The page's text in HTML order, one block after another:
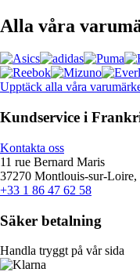
Alla våra
Upptäck alla våra
Kundservice i
Kontakta oss
11 rue Bernard Maris
37270 Montlouis-sur-Loire,
+33 1 86 47 62 58
Säker betalning
Handla tryggt på vår sida